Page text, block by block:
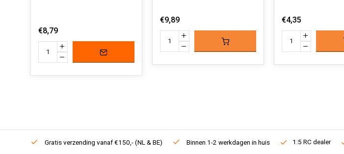
€8,79
€9,89 €4,35
Gratis verzending vanaf €150,- (NL & BE) Binnen 1-2 werkdagen in huis 1:5 RC dealer